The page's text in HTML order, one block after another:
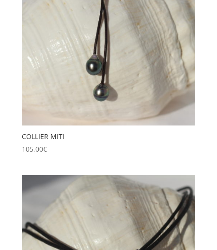
COLLIER MITI
105,00€